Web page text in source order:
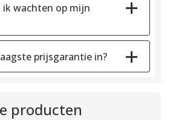
wachten op mijn
prijsgarantie in?
producten